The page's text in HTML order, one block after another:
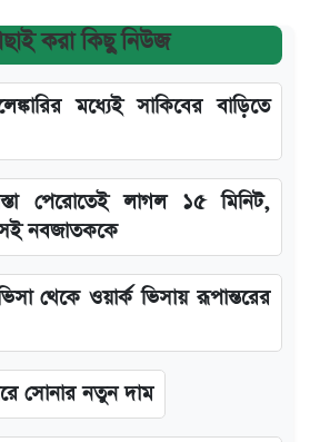
করা কিছু নিউজ
মধ্যেই সাকিবের বাড়িতে
পেরোতেই লাগল ১৫ মিনিট,
নবজাতককে
থেকে ওয়ার্ক ভিসায় রূপান্তরের
সোনার নতুন দাম